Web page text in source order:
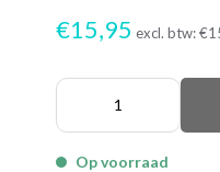
€15,95 excl. btw:
Op voorraad